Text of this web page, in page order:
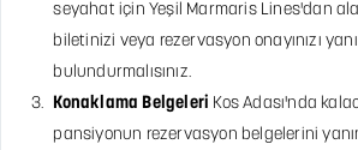
seyahat için Yeşil Marmaris Lines'dan
biletinizi veya rezervasyon onayınızı
bulundurmalısınız.
Konaklama Belgeleri Kos Adası'nda
pansiyonun rezervasyon belgelerini